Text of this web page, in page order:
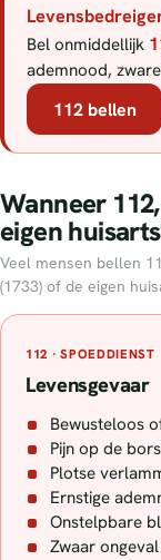
Bel onmiddellijk
ademnood,
112 bellen
Wanneer
eigen
Veel mensen bellen
(1733) of de eigen
112 · SPOEDDIENST
Levensgevaar
Bewusteloos
Pijn op de
Plotse
Ernstige
Onstelpbare
Zwaar